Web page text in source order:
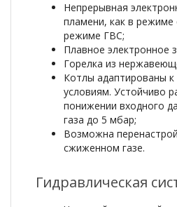
Непрерывная
пламени, как в режиме
режиме ГВС;
Плавное электронное
Горелка из
Котлы адаптированы к
условиям. Устойчиво
понижении входного
газа до 5 мбар;
Возможна
сжиженном газе.
Гидравлическая